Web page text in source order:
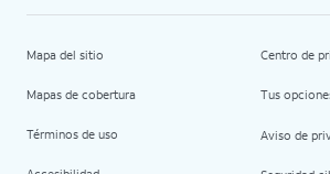
Mapa del sitio
Mapas de cobertura
Términos de uso
Centro de
Tus
Aviso de